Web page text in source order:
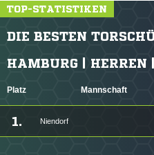
TOP-STATISTIKEN
DIE BESTEN
HAMBURG |
Platz Mannschaft
1. Niendorf